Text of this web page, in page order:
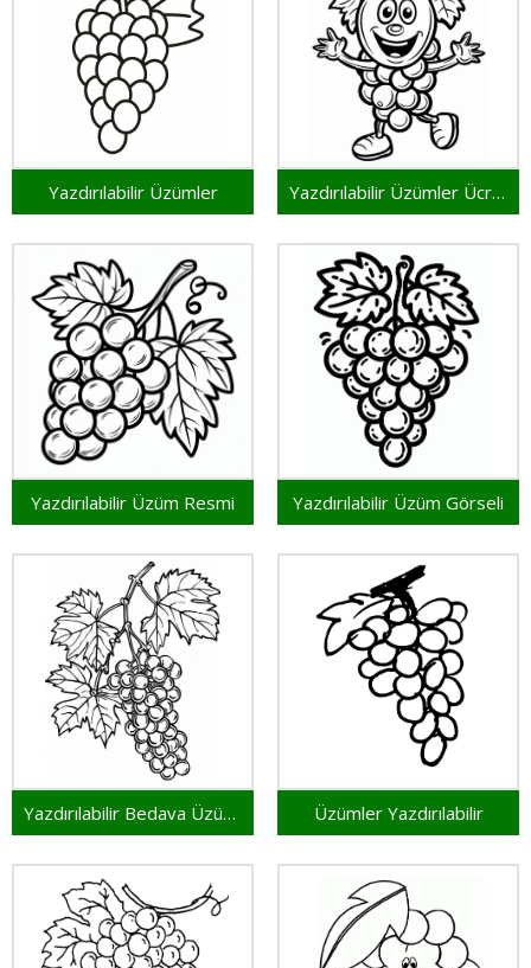
Yazdırılabilir Üzümler Yazdırılabilir Üzümler Ücretsiz
Yazdırılabilir Üzüm Resmi Yazdırılabilir Üzüm Görseli
Yazdırılabilir Bedava Üzümler Üzümler Yazdırılabilir